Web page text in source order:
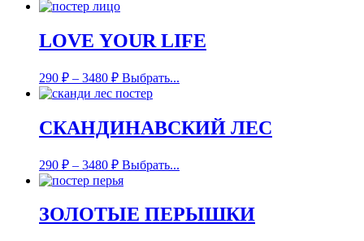
LOVE YOUR LIFE
290 ₽ – 3480 ₽ Выбрать...
СКАНДИНАВСКИЙ ЛЕС
290 ₽ – 3480 ₽ Выбрать...
ЗОЛОТЫЕ ПЕРЫШКИ